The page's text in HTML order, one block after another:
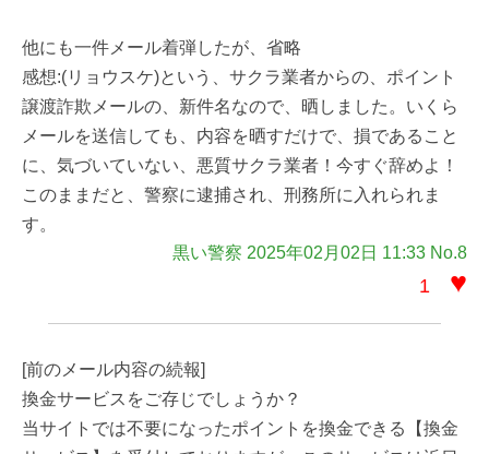
他にも一件メール着弾したが、省略
感想:(リョウスケ)という、サクラ業者からの、ポイント
譲渡詐欺メールの、新件名なので、晒しました。いくら
メールを送信しても、内容を晒すだけで、損であること
に、気づいていない、悪質サクラ業者！今すぐ辞めよ！
このままだと、警察に逮捕され、刑務所に入れられま
す。
黒い警察 2025年02月02日 11:33 No.8
1 ♥
[前のメール内容の続報]
換金サービスをご存じでしょうか？
当サイトでは不要になったポイントを換金できる【換金